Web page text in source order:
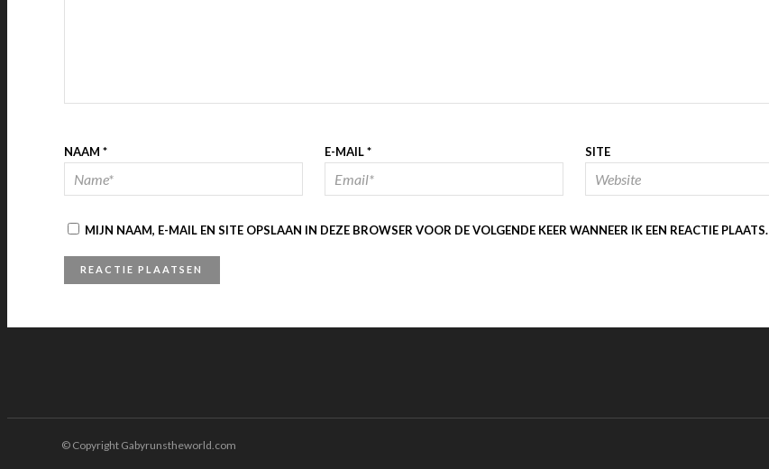
NAAM * E-MAIL* SITE
MIJN NAAM, E-MAIL EN SITE OPSLAAN IN DEZE BROWSER VOOR DE VOLGENDE KEER WANNEER IK EEN REACTIE PLAATS.
© Copyright Gabyrunstheworld.com